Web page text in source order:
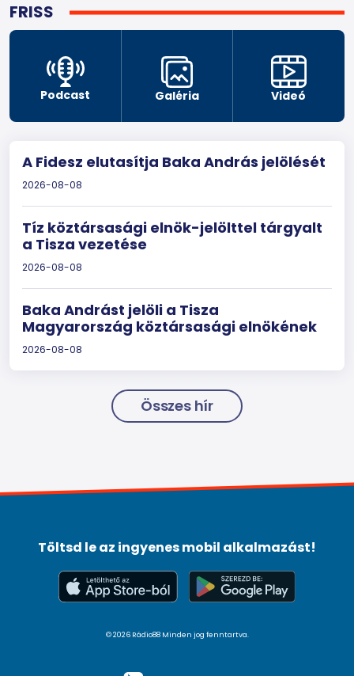
FRISS
Podcast Galéria Videó
A Fidesz elutasítja Baka András jelölését
2026-08-08
Tíz köztársasági elnök-jelölttel tárgyalt
a Tisza vezetése
2026-08-08
Baka Andrást jelöli a Tisza
Magyarország köztársasági elnökének
2026-08-08
Összes hír
Töltsd le az ingyenes mobil alkalmazást!
© 2026 Rádio88 Minden jog fenntartva.